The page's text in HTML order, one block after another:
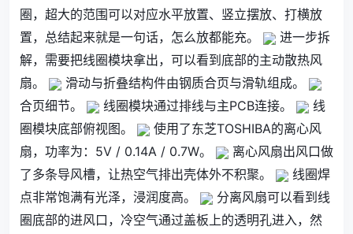
圈，超大的范围可以对应水平放置、竖立摆放、打横放
置，总结起来就是一句话，怎么放都能充。
进一步拆
解，需要把线圈模块拿出，可以看到底部的主动散热风
扇。
滑动与折叠结构件由钢质合页与滑轨组成。
合页细节。
线圈模块通过排线与主PCB连接。
线
圈模块底部俯视图。
使用了东芝TOSHIBA的离心风
扇，功率为：5V / 0.14A / 0.7W。
离心风扇出风口做
了多条导风槽，让热空气排出壳体外不积聚。
线圈焊
点非常饱满有光泽，浸润度高。
分离风扇可以看到线
圈底部的进风口，冷空气通过盖板上的透明孔进入，然